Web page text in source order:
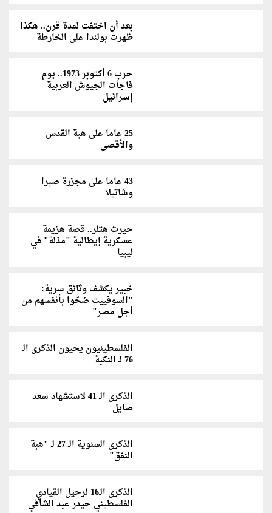
بعد أن اختفت لمدة قرن.. هكذا
ظهرت بولندا على الخارطة
حرب 6 أكتوبر 1973.. يوم
فاجأت الجيوش العربية
إسرائيل
25 عاما على هبة القدس
والأقصى
43 عاما على مجزرة صبرا
وشاتيلا
حيرت هتلر.. قصة هزيمة
عسكرية إيطالية "مذلة" في
ليبيا
خبير يكشف وثائق سرية:
"السوفييت ضحّوا بأنفسهم من
أجل مصر"
الفلسطينيون يحيون الذكرى الـ
76 لـ النكبة
الذكرى الـ 41 لاستشهاد سعد
صايل
الذكرى السنوية الـ 27 لـ "هبة
النفق"
الذكرى الـ16 لرحيل القيادي
الفلسطيني حيدر عبد الشافي